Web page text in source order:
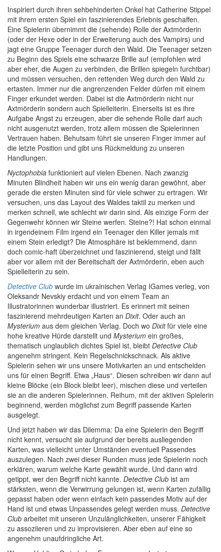
Inspiriert durch ihren sehbehinderten Onkel hat Catherine Stippel
mit ihrem ersten Spiel ein faszinierendes Erlebnis geschaffen.
Eine Spielerin übernimmt die (sehende) Rolle der Axtmörderin
(oder der Hexe oder in der Erweiterung auch des Vampirs) und
jagt eine Gruppe Teenager durch den Wald. Die Teenager setzen
zu Beginn des Spiels eine schwarze Brille auf (empfohlen wird
aber eher, die Augen zu verbinden, die Brillen spiegeln furchtbar)
und müssen versuchen, den rettenden Weg durch den Wald zu
ertasten. Immer nur die angrenzenden Felder dürfen mit einem
Finger erkundet werden. Dabei ist die Axtmörderin nicht nur
Axtmörderin sondern auch Spielleiterin. Einerseits ist es ihre
Aufgabe Angst zu erzeugen, aber die sehende Rolle darf auch
nicht ausgenutzt werden, trotz allem müssen die Spielerinnen
Vertrauen haben. Behutsam führt sie unseren Finger immer auf
die letzte Position und gibt uns Rückmeldung zu unseren
Handlungen.
Nyctophobia funktioniert auf vielen Ebenen. Nach zwanzig
Minuten Blindheit haben wir uns ein wenig daran gewöhnt, aber
gerade die ersten Minuten sind für viele schwer zu ertragen. Wir
versuchen, uns das Layout des Waldes taktil zu merken und
merken schnell, wie schlecht wir darin sind. Als einzige Form der
Gegenwehr können wir Steine werfen. Steine?! Hat schon einmal
in irgendeinem Film irgend ein Teenager den Killer jemals mit
einem Stein erledigt? Die Atmosphäre ist beklemmend, dann
doch comic-haft überzeichnet und faszinierend, steigt und fällt
aber vor allem mit der Bereitschaft der Axtmörderin, eben auch
Spielleiterin zu sein.
Detective Club wurde im ukrainischen Verlag IGames verleg, von
Oleksandr Nevskiy erdacht und von einem Team an
Illustratorinnen wunderbar illustriert. Es erinnert mit seinen
faszinierend mehrdeutigen Karten an Dixit. Oder auch an
Mysterium aus dem gleichen Verlag. Doch wo Dixitfür viele eine
hohe kreative Hürde darstellt und Mysterium ein großes,
thematisch unglaublich dichtes Spiel ist, bleibt Detective Club
angenehm stringent. Kein Regelschnickschnack. Als aktive
Spielerin sehen wir uns unsere Motivkarten an und entscheiden
uns für einen Begriff. Etwa „Haus“. Diesen schreiben wir dann auf
kleine Blöcke (ein Block bleibt leer), mischen diese und verteilen
sie an die anderen Spielerinnen. Reihum, mit der aktiven Spielerin
beginnend, werden möglichst zum Begriff passende Karten
ausgelegt.
Und jetzt haben wir das Dilemma: Da eine Spielerin den Begriff
nicht kennt, versucht sie aufgrund der bereits ausliegenden
Karten, was vielleicht unter Umständen eventuell Passendes
auszulegen. Nach zwei dieser Runden muss jede Spielerin noch
erklären, warum welche Karte gewählt wurde. Und dann wird
getippt, wer den Begriff nicht kannte. Detective Club ist am
stärksten, wenn die Verwirrung gelungen ist, wenn Karten zufällig
gepasst haben oder wenn einfach kein passendes Motiv auf der
Hand ist und etwas Unpassendes gelegt werden muss. Detective
Club arbeitet mit unseren Unzulänglichkeiten, unserer Fähigkeit
zu assoziieren und zu improvisieren. Aber eben auf eine so
angenehm unaufdringliche Art.